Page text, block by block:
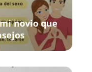
novio que